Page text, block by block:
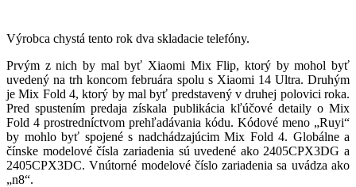
Výrobca chystá tento rok dva skladacie telefóny.
Prvým z nich by mal byť Xiaomi Mix Flip, ktorý by mohol byť
uvedený na trh koncom februára spolu s Xiaomi 14 Ultra. Druhým
je Mix Fold 4, ktorý by mal byť predstavený v druhej polovici roka.
Pred spustením predaja získala publikácia kľúčové detaily o Mix
Fold 4 prostredníctvom prehľadávania kódu. Kódové meno „Ruyi“
by mohlo byť spojené s nadchádzajúcim Mix Fold 4. Globálne a
čínske modelové čísla zariadenia sú uvedené ako 2405CPX3DG a
2405CPX3DC. Vnútorné modelové číslo zariadenia sa uvádza ako
„n8“.